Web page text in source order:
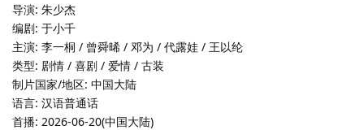
导演: 朱少杰
编剧: 于小千
主演: 李一桐 / 曾舜晞 / 邓为 / 代露娃 / 王以纶
类型: 剧情 / 喜剧 / 爱情 / 古装
制片国家/地区: 中国大陆
语言: 汉语普通话
首播: 2026-06-20(中国大陆)